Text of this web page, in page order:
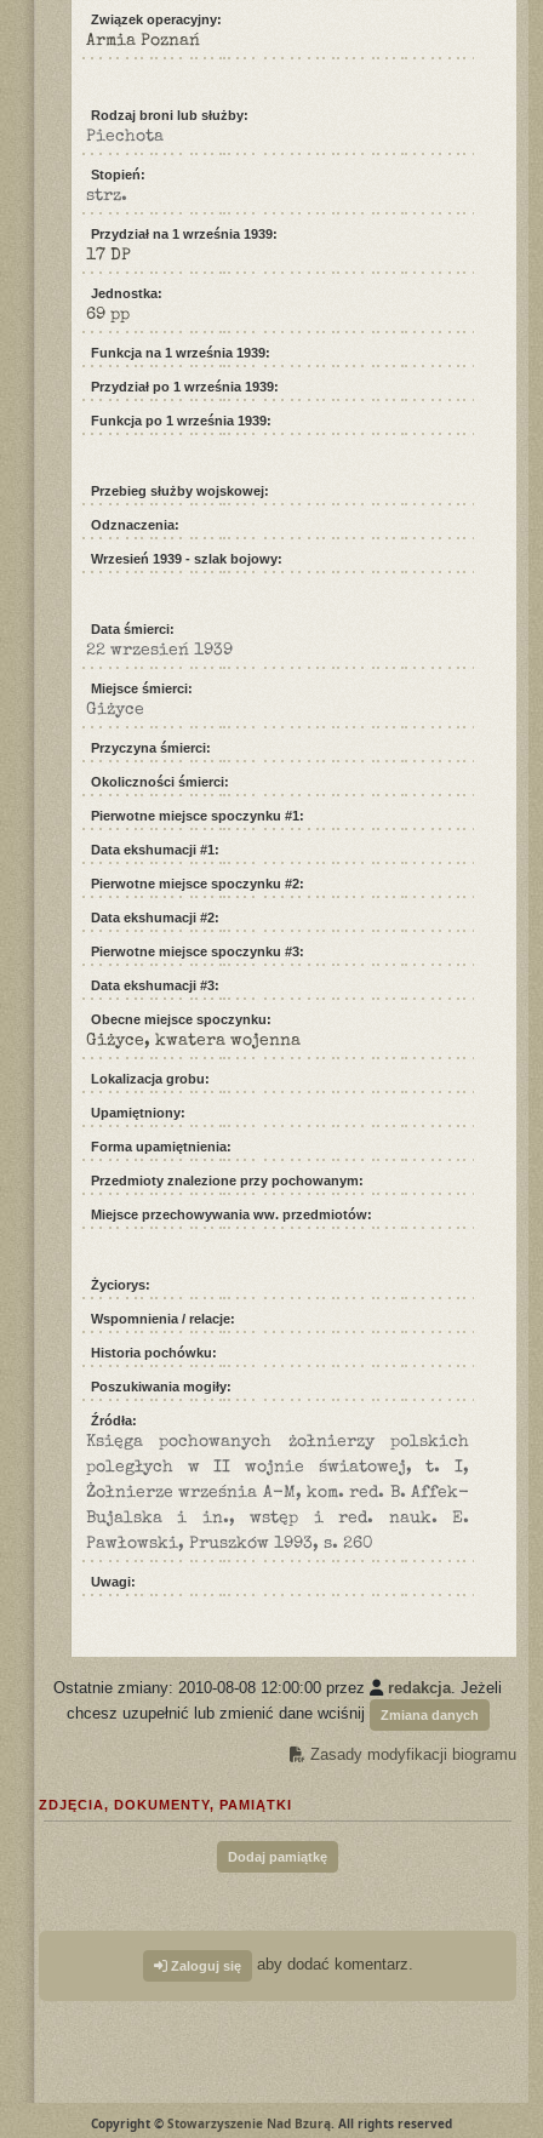
Związek operacyjny:
Armia Poznań
Rodzaj broni lub służby:
Piechota
Stopień:
strz.
Przydział na 1 września 1939:
17 DP
Jednostka:
69 pp
Funkcja na 1 września 1939:
Przydział po 1 września 1939:
Funkcja po 1 września 1939:
Przebieg służby wojskowej:
Odznaczenia:
Wrzesień 1939 - szlak bojowy:
Data śmierci:
22 wrzesień 1939
Miejsce śmierci:
Giżyce
Przyczyna śmierci:
Okoliczności śmierci:
Pierwotne miejsce spoczynku #1:
Data ekshumacji #1:
Pierwotne miejsce spoczynku #2:
Data ekshumacji #2:
Pierwotne miejsce spoczynku #3:
Data ekshumacji #3:
Obecne miejsce spoczynku:
Giżyce, kwatera wojenna
Lokalizacja grobu:
Upamiętniony:
Forma upamiętnienia:
Przedmioty znalezione przy pochowanym:
Miejsce przechowywania ww. przedmiotów:
Życiorys:
Wspomnienia / relacje:
Historia pochówku:
Poszukiwania mogiły:
Źródła:
Księga pochowanych żołnierzy polskich
poległych w II wojnie światowej, t. I,
Żołnierze września A-M, kom. red. B. Affek-
Bujalska i in., wstęp i red. nauk. E.
Pawłowski, Pruszków 1993, s. 260
Uwagi:
Ostatnie zmiany: 2010-08-08 12:00:00 przez redakcja. Jeżeli
chcesz uzupełnić lub zmienić dane wciśnij
Zmiana danych
Zasady modyfikacji biogramu
ZDJĘCIA, DOKUMENTY, PAMIĄTKI
Dodaj pamiątkę
Zaloguj się aby dodać komentarz.
Copyright © Stowarzyszenie Nad Bzurą. All rights reserved